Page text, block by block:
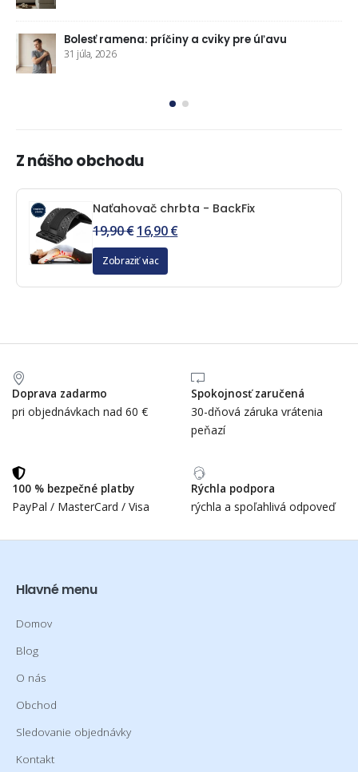
Bolesť ramena: príčiny a cviky pre úľavu
31 júla, 2026
Z nášho obchodu
Naťahovač chrbta - BackFix
19,90€ 16,90€
Zobraziť viac
Doprava zadarmo
pri objednávkach nad 60 €
Spokojnosť zaručená
30-dňová záruka vrátenia
peňazí
100 % bezpečné platby
PayPal / MasterCard / Visa
Rýchla podpora
rýchla a spoľahlivá odpoveď
Hlavné menu
Domov
Blog
O nás
Obchod
Sledovanie objednávky
Kontakt